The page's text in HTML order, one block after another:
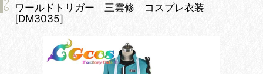
ワールドトリガー 三雲修 コスプレ衣装
[DM3035]